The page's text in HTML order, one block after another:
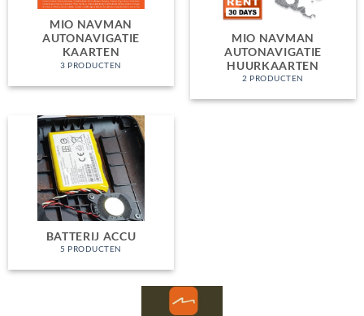
MIO NAVMAN
AUTONAVIGATIE
KAARTEN
3 PRODUCTEN
MIO NAVMAN
AUTONAVIGATIE
HUURKAARTEN
2 PRODUCTEN
BATTERIJ ACCU
5 PRODUCTEN